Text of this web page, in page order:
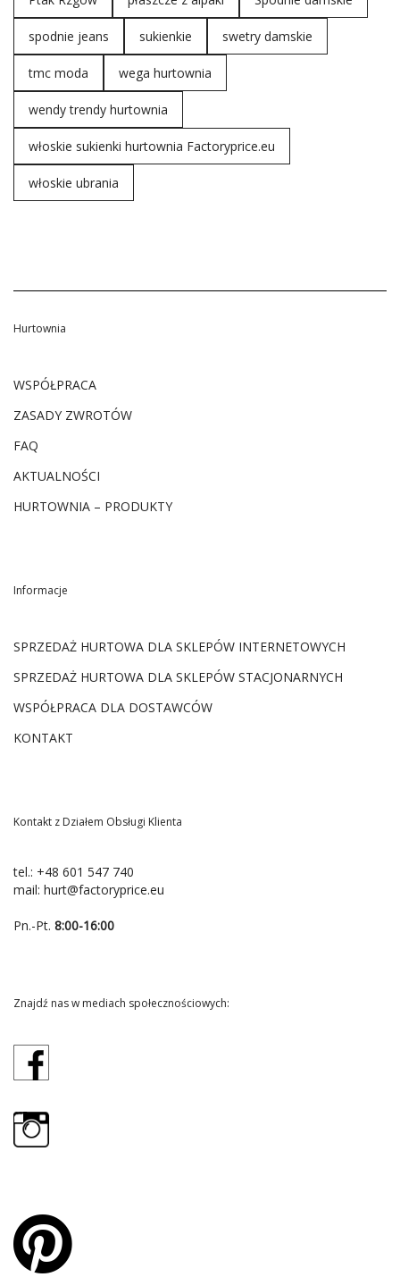
spodnie jeans sukienkie swetry damskie
tmc moda wega hurtownia
wendy trendy hurtownia
włoskie sukienki hurtownia Factoryprice.eu
włoskie ubrania
Hurtownia
WSPÓŁPRACA
ZASADY ZWROTÓW
FAQ
AKTUALNOŚCI
HURTOWNIA – PRODUKTY
Informacje
SPRZEDAŻ HURTOWA DLA SKLEPÓW INTERNETOWYCH
SPRZEDAŻ HURTOWA DLA SKLEPÓW STACJONARNYCH
WSPÓŁPRACA DLA DOSTAWCÓW
KONTAKT
Kontakt z Działem Obsługi Klienta
tel.: +48 601 547 740
mail: hurt@factoryprice.eu
Pn.-Pt. 8:00-16:00
Znajdź nas w mediach społecznościowych: